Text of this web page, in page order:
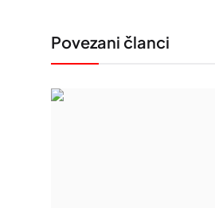
Povezani članci